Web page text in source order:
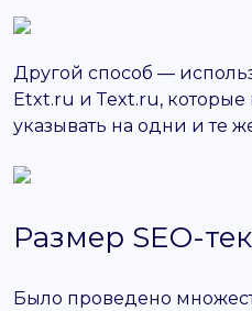
Другой способ —
Еtxt.ru и Тext.ru, которые
указывать на одни и те
Размер SEO-
Было проведено